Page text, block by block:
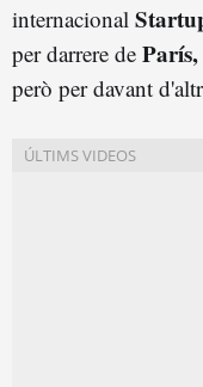
internacional
per darrere de
però per davant